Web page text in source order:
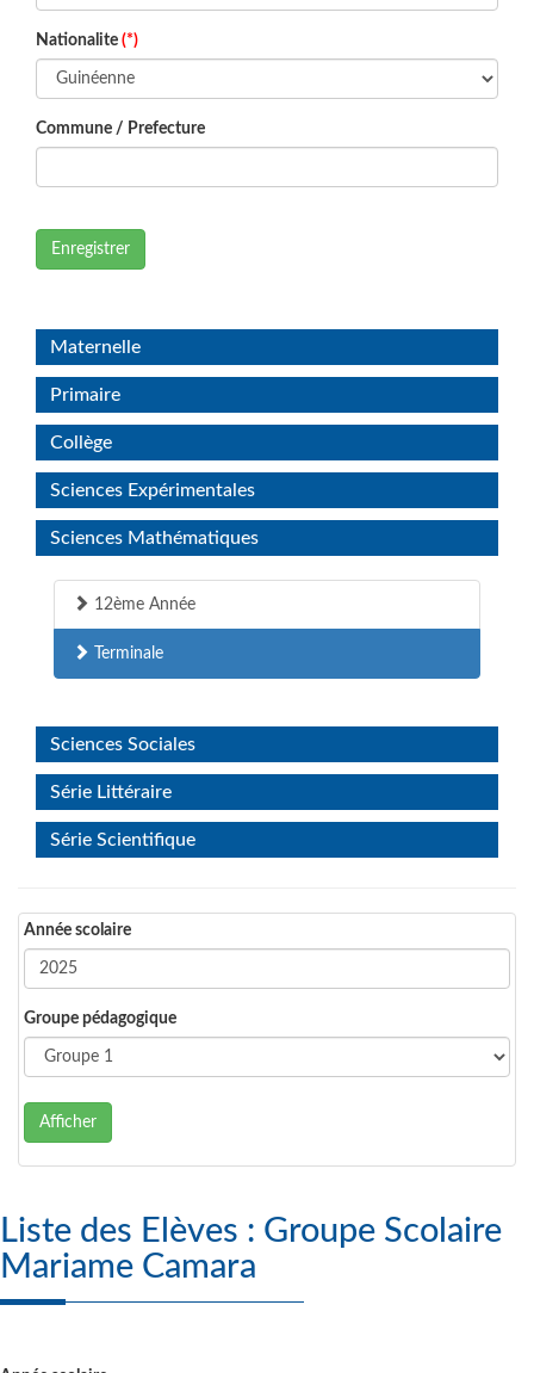
Nationalite (*)
Commune / Prefecture
Enregistrer
Maternelle
Primaire
Collège
Sciences Expérimentales
Sciences Mathématiques
12ème Année
Terminale
Sciences Sociales
Série Littéraire
Série Scientifique
Année scolaire
Groupe pédagogique
Afficher
Liste des Elèves : Groupe Scolaire
Mariame Camara